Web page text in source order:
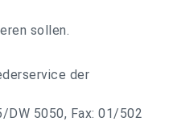
sollen.
der
5050, Fax: 01/502